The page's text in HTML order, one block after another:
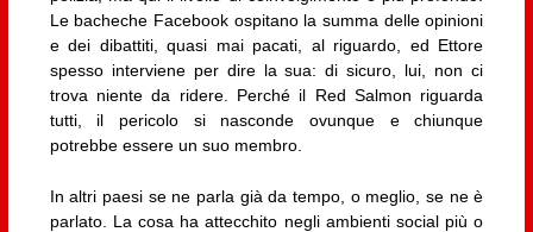
Le bacheche Facebook ospitano la summa delle opinioni
e dei dibattiti, quasi mai pacati, al riguardo, ed Ettore
spesso interviene per dire la sua: di sicuro, lui, non ci
trova niente da ridere. Perché il Red Salmon riguarda
tutti, il pericolo si nasconde ovunque e chiunque
potrebbe essere un suo membro.
In altri paesi se ne parla già da tempo, o meglio, se ne è
parlato. La cosa ha attecchito negli ambienti social più o